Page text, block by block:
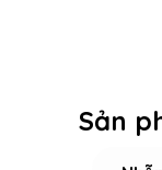
Sản